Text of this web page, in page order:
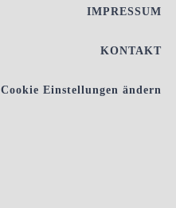
IMPRESSUM
KONTAKT
Cookie Einstellungen ändern